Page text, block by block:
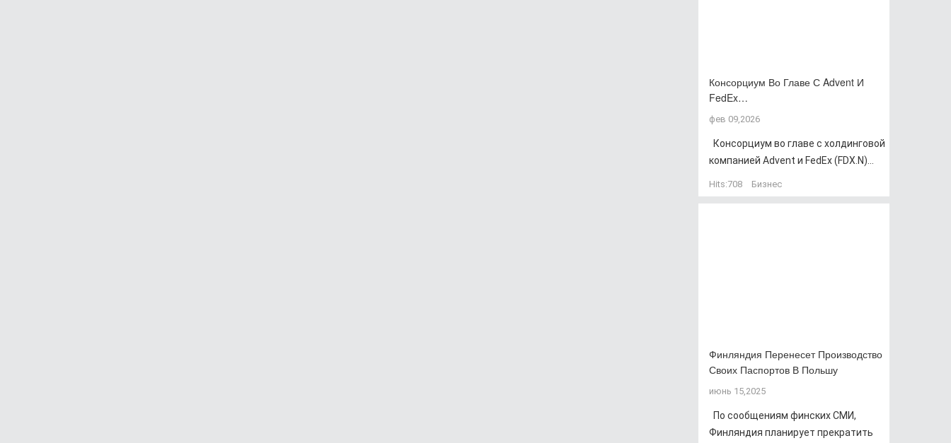
Консорциум Во Главе С Advent И
FedEx…
фев 09,2026
Консорциум во главе с холдинговой
компанией Advent и FedEx (FDX.N)...
Hits:708 Бизнес
Финляндия Перенесет Производство
Своих Паспортов В Польшу
июнь 15,2025
По сообщениям финских СМИ,
Финляндия планирует прекратить